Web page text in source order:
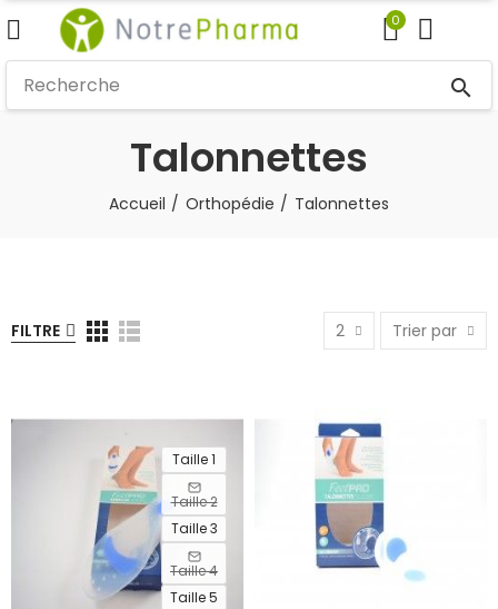
0
search
Talonnettes
Accueil Orthopédie Talonnettes
FILTRE 2 Trier par
Taille 1
Taille 2
Taille 3
Taille 4
Taille 5